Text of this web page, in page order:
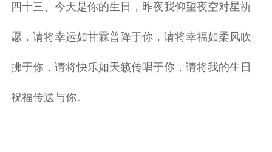
四十三、今天是你的生日，昨夜我仰望夜空对星祈
愿，请将幸运如甘霖普降于你，请将幸福如柔风吹
拂于你，请将快乐如天籁传唱于你，请将我的生日
祝福传送与你。